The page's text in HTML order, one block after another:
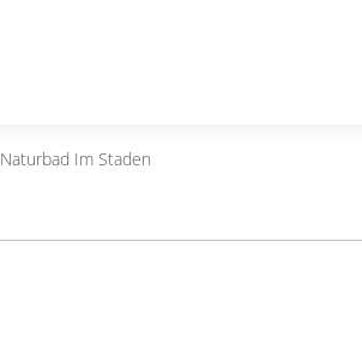
Naturbad Im Staden